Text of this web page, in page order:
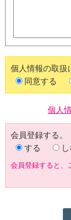
個人情報の取扱
同意する
個人
会員登録する。
する
会員登録すると、